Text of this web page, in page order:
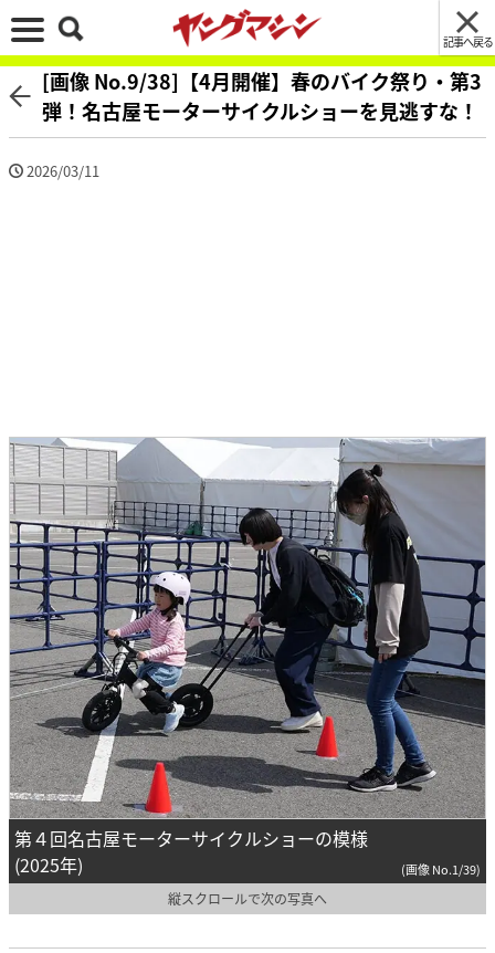
記事へ戻る
[画像 No.9/38]【4月開催】春のバイク祭り・第3
弾！名古屋モーターサイクルショーを見逃すな！
2026/03/11
第４回名古屋モーターサイクルショーの模様
(2025年)
(画像 No.1/39)
縦スクロールで次の写真へ